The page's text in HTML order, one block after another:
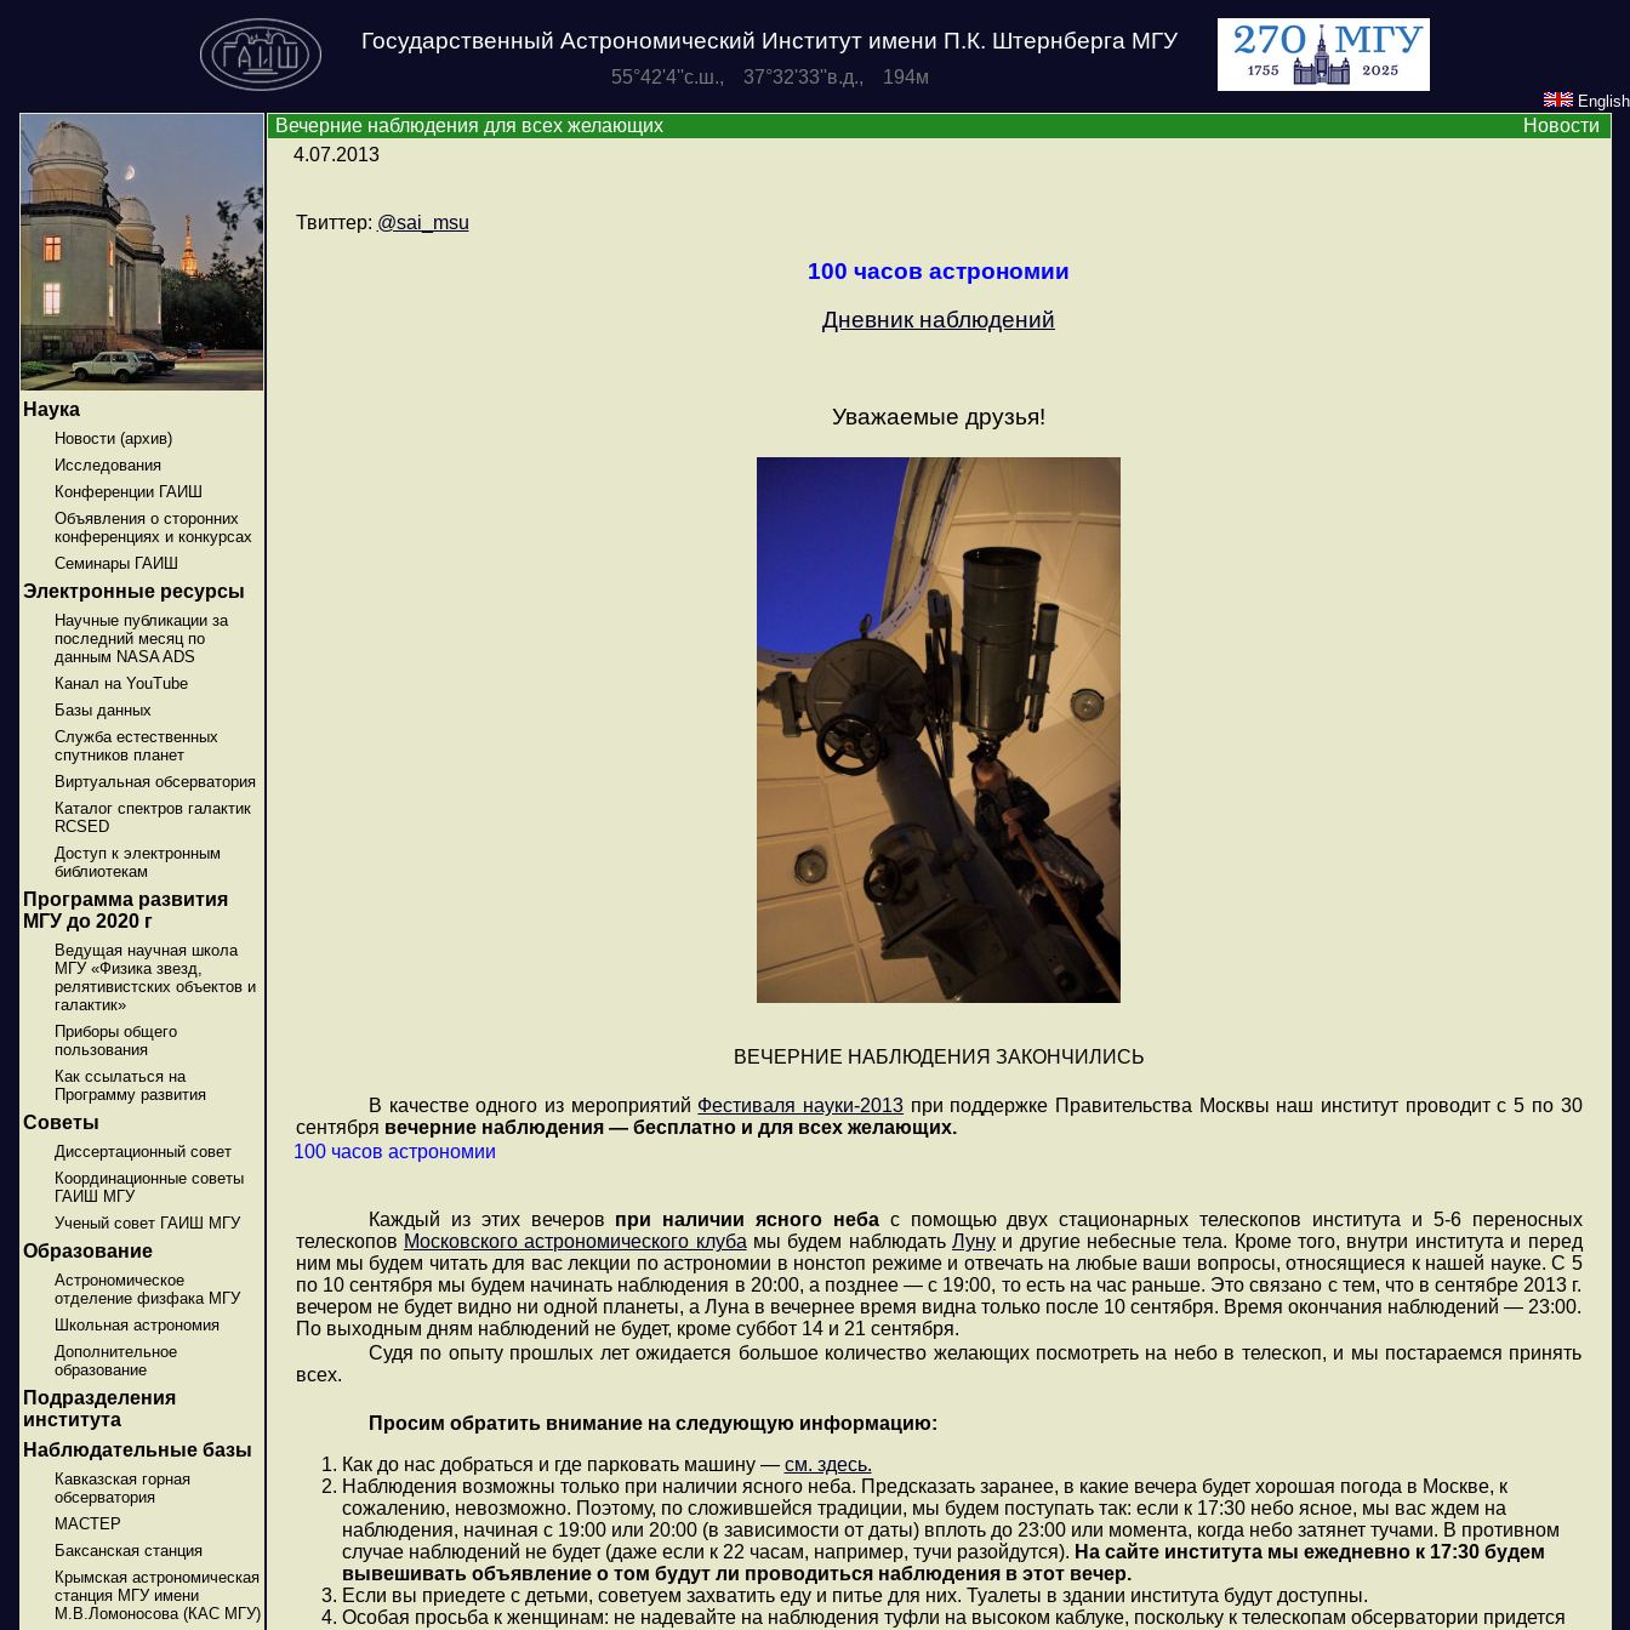
Государственный Астрономический Институт имени П.К. Штернберга МГУ
55°42'4''с.ш., 37°32'33''в.д., 194м
English
Наука
Новости (архив)
Исследования
Конференции ГАИШ
Объявления о сторонних
конференциях и конкурсах
Семинары ГАИШ
Электронные ресурсы
Научные публикации за
последний месяц по
данным NASA ADS
Канал на YouTube
Базы данных
Служба естественных
спутников планет
Виртуальная обсерватория
Каталог спектров галактик
RCSED
Доступ к электронным
библиотекам
Программа развития
МГУ до 2020 г
Ведущая научная школа
МГУ «Физика звезд,
релятивистских объектов и
галактик»
Приборы общего
пользования
Как ссылаться на
Программу развития
Советы
Диссертационный совет
Координационные советы
ГАИШ МГУ
Ученый совет ГАИШ МГУ
Образование
Астрономическое
отделение физфака МГУ
Школьная астрономия
Дополнительное
образование
Подразделения
института
Наблюдательные базы
Кавказская горная
обсерватория
МАСТЕР
Баксанская станция
Крымская астрономическая
станция МГУ имени
М.В.Ломоносова (КАС МГУ)
Вечерние наблюдения для всех желающих
Новости
4.07.2013
Твиттер: @sai_msu
100 часов астрономии
Дневник наблюдений
Уважаемые друзья!
ВЕЧЕРНИЕ НАБЛЮДЕНИЯ ЗАКОНЧИЛИСЬ
В качестве одного из мероприятий Фестиваля науки-2013 при поддержке Правительства Москвы наш институт проводит с 5 по 30
сентября вечерние наблюдения — бесплатно и для всех желающих.
100 часов астрономии
Каждый из этих вечеров при наличии ясного небас помощью двух стационарных телескопов института и 5-6 переносных
телескопов Московского астрономического клубамы будем наблюдать Луну и другие небесные тела. Кроме того, внутри института и перед
ним мы будем читать для вас лекции по астрономии в нонстоп режиме и отвечать на любые ваши вопросы, относящиеся к нашей науке. С 5
по 10 сентября мы будем начинать наблюдения в 20:00, а позднее — с 19:00, то есть на час раньше. Это связано с тем, что в сентябре 2013 г.
вечером не будет видно ни одной планеты, а Луна в вечернее время видна только после 10 сентября. Время окончания наблюдений — 23:00.
По выходным дням наблюдений не будет, кроме суббот 14 и 21 сентября.
Судя по опыту прошлых лет ожидается большое количество желающих посмотреть на небо в телескоп, и мы постараемся принять
всех.
Просим обратить внимание на следующую информацию:
Как до нас добраться и где парковать машину — см. здесь.
Наблюдения возможны только при наличии ясного неба. Предсказать заранее, в какие вечера будет хорошая погода в Москве, к
сожалению, невозможно. Поэтому, по сложившейся традиции, мы будем поступать так: если к 17:30 небо ясное, мы вас ждем на
наблюдения, начиная с 19:00 или 20:00 (в зависимости от даты) вплоть до 23:00 или момента, когда небо затянет тучами. В противном
случае наблюдений не будет (даже если к 22 часам, например, тучи разойдутся). На сайте института мы ежедневно к 17:30 будем
вывешивать объявление о том будут ли проводиться наблюдения в этот вечер.
Если вы приедете с детьми, советуем захватить еду и питье для них. Туалеты в здании института будут доступны.
Особая просьба к женщинам: не надевайте на наблюдения туфли на высоком каблуке, поскольку к телескопам обсерватории придется